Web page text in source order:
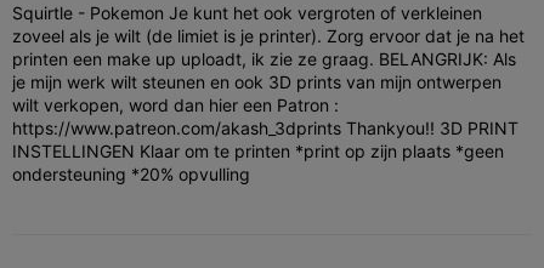
Squirtle - Pokemon Je kunt het ook vergroten of verkleinen
zoveel als je wilt (de limiet is je printer). Zorg ervoor dat je na het
printen een make up uploadt, ik zie ze graag. BELANGRIJK: Als
je mijn werk wilt steunen en ook 3D prints van mijn ontwerpen
wilt verkopen, word dan hier een Patron :
https://www.patreon.com/akash_3dprints Thankyou!! 3D PRINT
INSTELLINGEN Klaar om te printen *print op zijn plaats *geen
ondersteuning *20% opvulling